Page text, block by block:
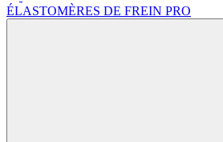
ÉLASTOMÈRES DE FREIN PRO